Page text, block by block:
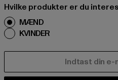
Hvilke produkter er du
MÆND
KVINDER